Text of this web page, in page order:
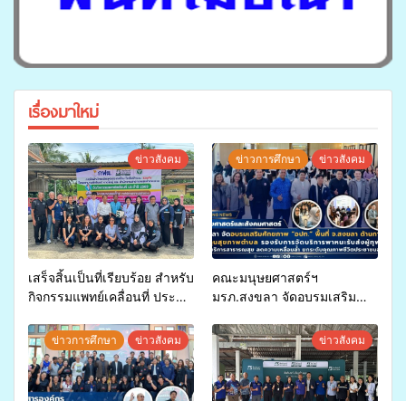
เรื่องมาใหม่
ข่าวสังคม
เสร็จสิ้นเป็นที่เรียบร้อย สำหรับ
กิจกรรมแพทย์เคลื่อนที่ ประจำ
สุขภาพแก่ประชาชนในพื้นที่
อำเภอจะนะ
ข่าวการศึกษา ข่าวสังคม
คณะมนุษยศาสตร์ฯ
มรภ.สงขลา จัดอบรมเสริม
จ่ายงบกองทุนสุขภาพตำบล
รองรับการจัดบริการพาหนะรับ
ส่งผู้ทุพพลภาพเพื่อเข้ารับ
บริการสาธารณสุข ลดความ
ข่าวการศึกษา ข่าวสังคม ข่าวสังคม